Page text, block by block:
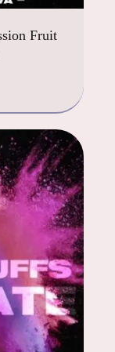
Fruit